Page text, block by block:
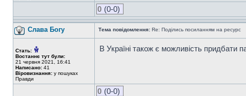
0 (0-0)
Слава Богу Тема повідомлення: Re: Поділись посиланням на ресурс
Стать:
Востаннє тут були:
21 червня 2021, 16:41
Написано: 41
Віровизнання: у пошуках
Правди
В Україні також є можливість придбати
0 (0-0)